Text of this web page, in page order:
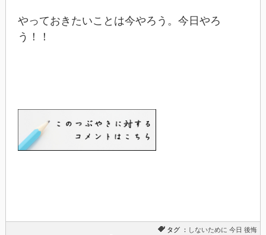
やっておきたいことは今やろう。今日やろ
う！！
タグ ： しないために 今日 後悔